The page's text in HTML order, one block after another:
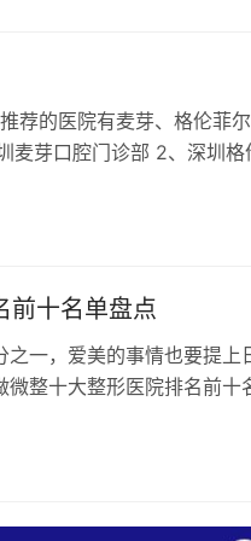
荐的医院有麦芽、格伦菲尔
麦芽口腔门诊部 2、深圳格
前十名单盘点
一，爱美的事情也要提上
整十大整形医院排名前十